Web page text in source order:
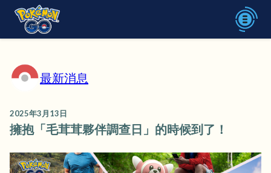
最新消息
2025年3月13日
擁抱「毛茸茸夥伴調查日」的時候到了！